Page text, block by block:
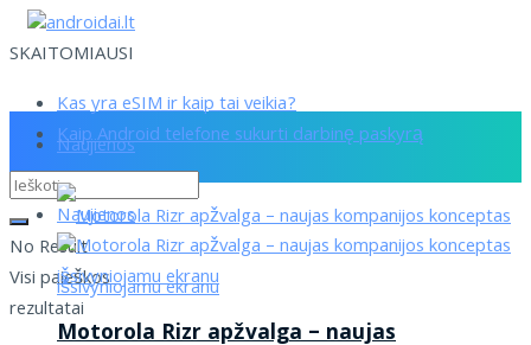
SKAITOMIAUSI
Kas yra eSIM ir kaip tai veikia?
Kaip Android telefone sukurti darbinę paskyrą
No Result
Visi paieškos
rezultatai
Naujienos
Naujienos
Motorola Rizr apžvalga – naujas